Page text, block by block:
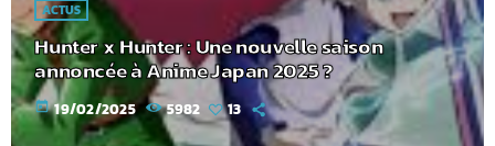
ACTUS
Hunter x Hunter : Une nouvelle saison
annoncée à Anime Japan 2025 ?
today 19/02/2025 5982 13